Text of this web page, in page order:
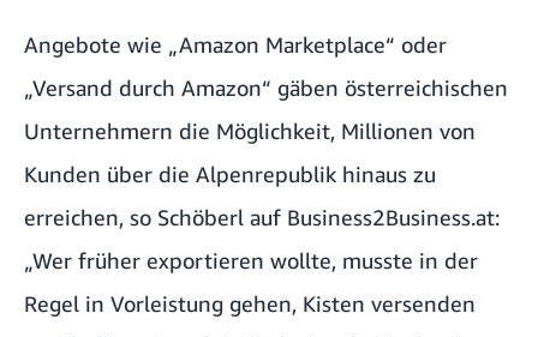
Angebote wie „Amazon Marketplace“ oder
„Versand durch Amazon“ gäben österreichischen
Unternehmern die Möglichkeit, Millionen von
Kunden über die Alpenrepublik hinaus zu
erreichen, so Schöberl auf Business2Business.at:
„Wer früher exportieren wollte, musste in der
Regel in Vorleistung gehen, Kisten versenden